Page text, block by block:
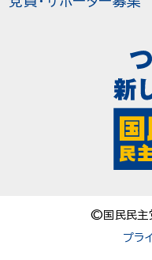
©国民民主
プラ